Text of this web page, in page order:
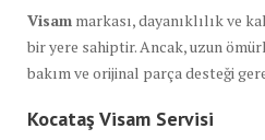
Visam markası, dayanıklılık ve
bir yere sahiptir. Ancak, uzun
bakım ve orijinal parça desteği
Kocataş Visam Servisi